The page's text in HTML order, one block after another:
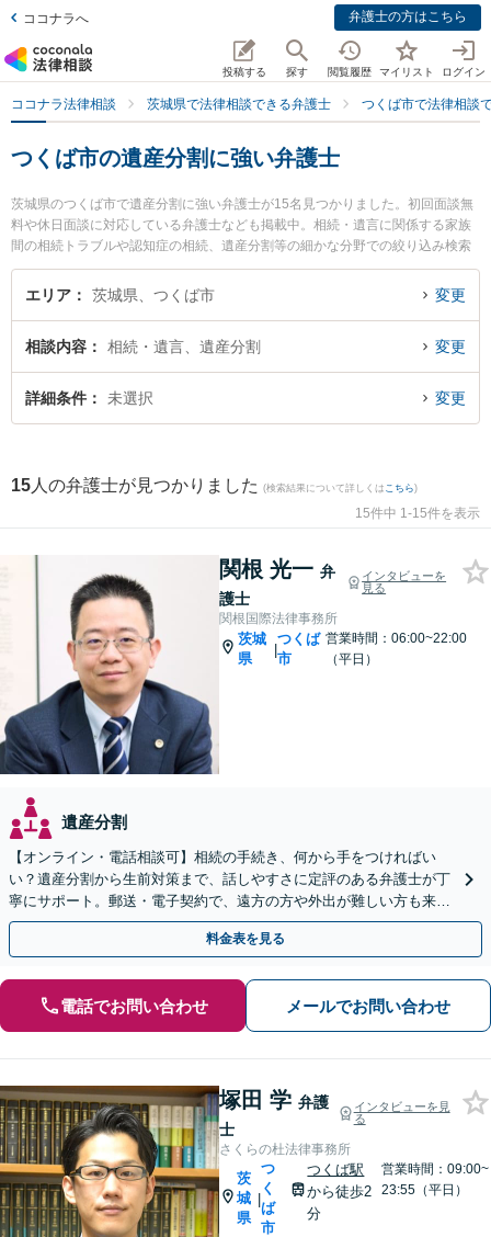
ココナラへ 弁護士の方はこちら
投稿する 探す 閲覧履歴 マイリスト ログイン
ココナラ法律相談 茨城県で法律相談できる弁護士 つくば市で法律相談
つくば市の遺産分割に強い弁護士
茨城県のつくば市で遺産分割に強い弁護士が15名見つかりました。初回面談無
料や休日面談に対応している弁護士なども掲載中。相続・遺言に関係する家族
間の相続トラブルや認知症の相続、遺産分割等の細かな分野での絞り込み検索
もでき便利です。特に関根国際法律事務所の関根 光一弁護士やさくらの杜法律
事務所の塚田 学弁護士、つくば中央法律事務所の堀越 智也弁護士のプロフィー
ル情報や弁護士費用、強みなどが注目されています。『つくば市で土日や夜間
トラブル解決の実績豊富な近くの弁護士を検索したい』『初回相談無料で遺産
分割を法律相談できるつくば市内の弁護士に相談予約したい』などでお困りの
相談者さんにおすすめです。
エリア 茨城県、つくば市 変更
相談内容 相続・遺言、遺産分割 変更
詳細条件 未選択 変更
15 人の弁護士が見つかりました (検索結果について詳しくは こちら)
15件中 1-15件を表示
関根 光一 弁
護士
インタビューを
見る
関根国際法律事務所
茨城
県
|
つくば
市
営業時間：06:00~22:00
（平日）
遺産分割
【オンライン・電話相談可】相続の手続き、何から手をつければい
い？遺産分割から生前対策まで、話しやすさに定評のある弁護士が丁
寧にサポート。郵送・電子契約で、遠方の方や外出が難しい方も来所
不要で即日着手が可能です。まずはご相談ください。
料金表を見る
電話でお問い合わせ メールでお問い合わせ
塚田 学 弁護
士
インタビューを見
る
さくらの杜法律事務所
茨
城
県
|
つ
く
ば
市
つくば駅
から徒歩2
分
営業時間：09:00~
23:55（平日）